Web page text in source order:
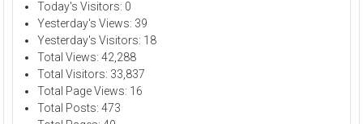
Today's Visitors: 0
Yesterday's Views: 39
Yesterday's Visitors: 18
Total Views:42,288
Total Visitors: 33,837
Total Page Views: 16
Total Posts:473